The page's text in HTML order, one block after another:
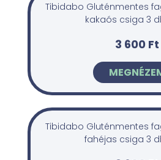
Tibidabo Gluténmentes
kakaós csiga 3
3 600 Ft
Tibidabo Gluténmentes
fahéjas csiga 3